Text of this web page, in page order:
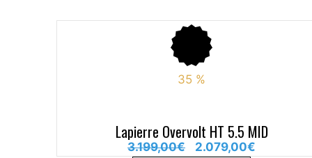
35 %
Lapierre Overvolt HT 5.5 MID
3.199,00€ 2.079,00€